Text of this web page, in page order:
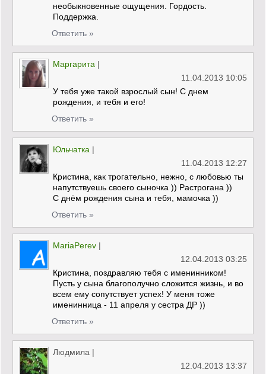
необыкновенные ощущения. Гордость.
Поддержка.
Ответить »
Маргарита |
11.04.2013 10:05
У тебя уже такой взрослый сын! С днем
рождения, и тебя и его!
Ответить »
Юльчатка |
11.04.2013 12:27
Кристина, как трогательно, нежно, с любовью ты
напутствуешь своего сыночка )) Растрогана ))
С днём рождения сына и тебя, мамочка ))
Ответить »
MariaPerev |
12.04.2013 03:25
Кристина, поздравляю тебя с именинником!
Пусть у сына благополучно сложится жизнь, и во
всем ему сопутствует успех! У меня тоже
именинница - 11 апреля у сестра ДР ))
Ответить »
Людмила |
12.04.2013 13:37